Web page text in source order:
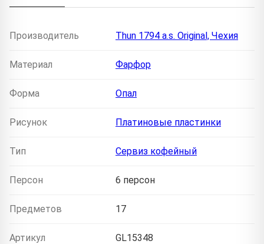
Производитель Thun 1794 a.s. Original, Чехия
Материал Фарфор
Форма Опал
Рисунок Платиновые пластинки
Тип Сервиз кофейный
Персон 6 персон
Предметов 17
Артикул GL15348